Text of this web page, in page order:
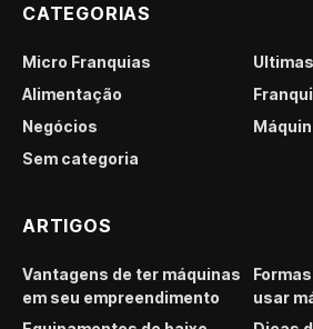
CATEGORIAS
Micro Franquias
Alimentação
Negócios
Sem categoria
ARTIGOS
Vantagens de ter máquinas
em seu empreendimento
usar